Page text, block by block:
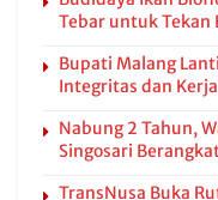
Tebar untuk Tekan
Bupati Malang
Integritas dan
Nabung 2 Tahun,
Singosari
TransNusa Buka